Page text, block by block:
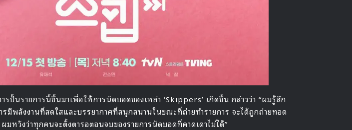
รปั้นรายการนี้ขึ้นมาเพื่อให้การนัดบอดของเหล่า ‘Skippers’ เกิดขึ้น กล่าวว่า “ผมรู้สึก
ารมีพลังงานที่สดใสและบรรยากาศที่สนุกสนานในขณะที่ถ่ายทำรายการ จะได้ถูกถ่ายทอด
หวังว่าทุกคนจะตั้งตารอตอนจบของรายการนัดบอดที่คาดเดาไม่ได้”